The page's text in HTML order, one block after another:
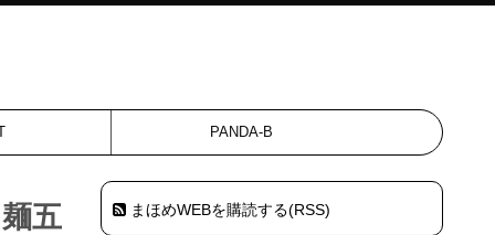
PANDA-B
五 まほめWEBを購読する(RSS)